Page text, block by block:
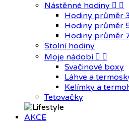
Nástěnné hodiny  
Hodiny průměr
Hodiny průměr
Hodiny průměr
Stolní hodiny
Moje nádobí  
Svačinové boxy
Láhve a
Kelímky a
Tetovačky
AKCE